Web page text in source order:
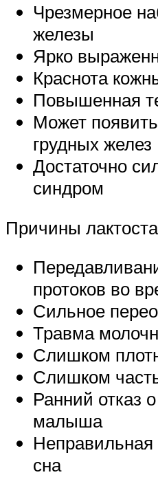
Чрезмерное
железы
Ярко
Краснота
Повышенная
Может
грудных желез
Достаточно
синдром
Причины
протоков во
Сильное
Травма
Слишком
Слишком
Ранний отказ
малыша
сна